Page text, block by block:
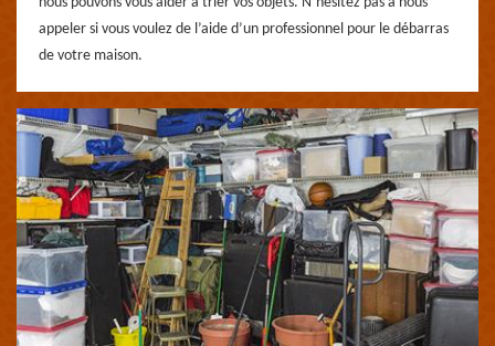
appeler si vous voulez de l’aide d’un professionnel pour le débarras
de votre maison.